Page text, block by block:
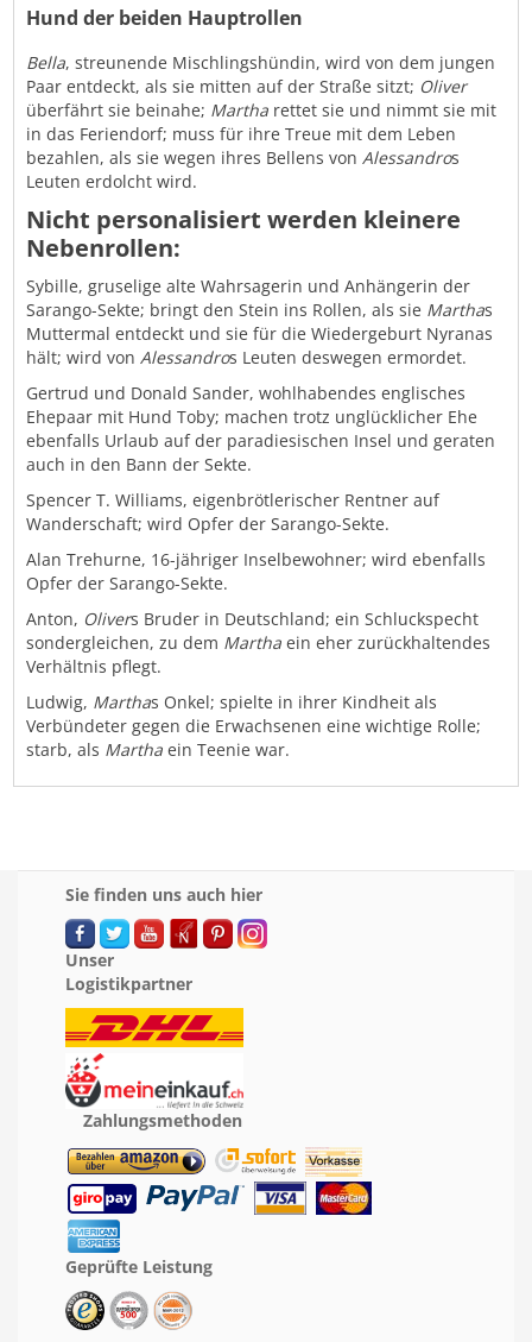
Hund der beiden Hauptrollen
Bella, streunende Mischlingshündin, wird von dem jungen
Paar entdeckt, als sie mitten auf der Straße sitzt; Oliver
überfährt sie beinahe; Martha rettet sie und nimmt sie mit
in das Feriendorf; muss für ihre Treue mit dem Leben
bezahlen, als sie wegen ihres Bellens vonAlessandros
Leuten erdolcht wird.
Nicht personalisiert werden kleinere
Nebenrollen:
Sybille, gruselige alte Wahrsagerin und Anhängerin der
Sarango-Sekte; bringt den Stein ins Rollen, als sie Marthas
Muttermal entdeckt und sie für die Wiedergeburt Nyranas
hält; wird vonAlessandros Leuten deswegen ermordet.
Gertrud und Donald Sander, wohlhabendes englisches
Ehepaar mit Hund Toby; machen trotz unglücklicher Ehe
ebenfalls Urlaub auf der paradiesischen Insel und geraten
auch in den Bann der Sekte.
Spencer T. Williams, eigenbrötlerischer Rentner auf
Wanderschaft; wird Opfer der Sarango-Sekte.
Alan Trehurne, 16-jähriger Inselbewohner; wird ebenfalls
Opfer der Sarango-Sekte.
Anton, Olivers Bruder in Deutschland; ein Schluckspecht
sondergleichen, zu dem Martha ein eher zurückhaltendes
Verhältnis pflegt.
Ludwig, Marthas Onkel; spielte in ihrer Kindheit als
Verbündeter gegen die Erwachsenen eine wichtige Rolle;
starb, als Martha ein Teenie war.
Sie finden uns auch hier
Unser
Logistikpartner
Zahlungsmethoden
Geprüfte Leistung